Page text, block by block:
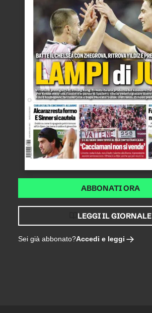
ABBONATI ORA
LEGGI IL GIORNALE
Sei già abbonato?Accedi e leggi